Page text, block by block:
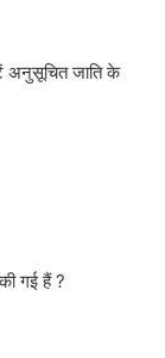
अनुसूचित जाति के
गई हैं ?